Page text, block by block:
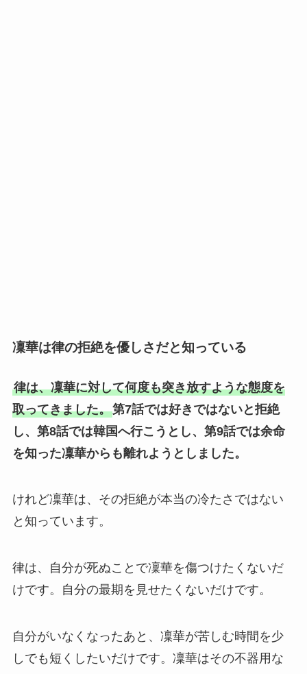
凜華は律の拒絶を優しさだと知っている
律は、凜華に対して何度も突き放すような態度を
取ってきました。第7話では好きではないと拒絶
し、第8話では韓国へ行こうとし、第9話では余命
を知った凜華からも離れようとしました。
けれど凜華は、その拒絶が本当の冷たさではない
と知っています。
律は、自分が死ぬことで凜華を傷つけたくないだ
けです。自分の最期を見せたくないだけです。
自分がいなくなったあと、凜華が苦しむ時間を少
しでも短くしたいだけです。凜華はその不器用な